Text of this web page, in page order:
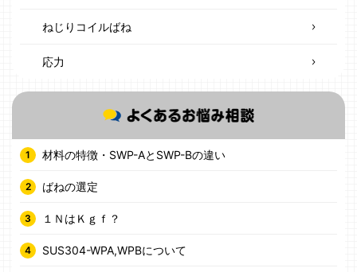
ねじりコイルばね
応力
材料の特徴・SWP-AとSWP-Bの違い
ばねの選定
１ＮはＫｇｆ？
SUS304-WPA,WPBについて